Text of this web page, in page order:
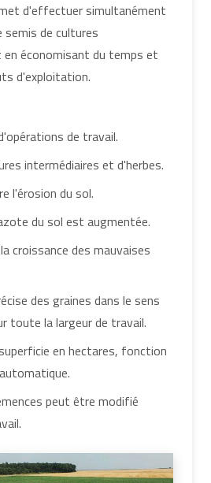
d'effectuer simultanément
de cultures
économisant du temps et
d'exploitation.
de travail.
intermédiaires et d'herbes.
l'érosion du sol.
du sol est augmentée.
croissance des mauvaises
des graines dans le sens
toute la largeur de travail.
en hectares, fonction
peut être modifié